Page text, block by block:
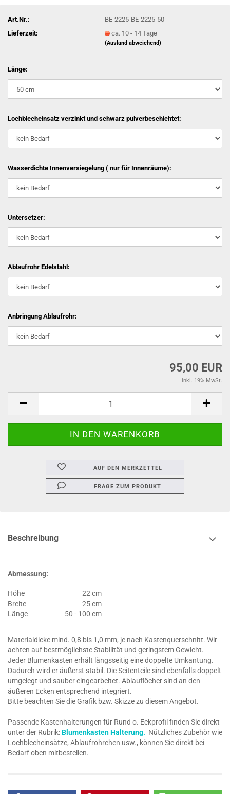
Art.Nr.:
BE-2225-BE-2225-50
Lieferzeit:
ca. 10 - 14 Tage
(Ausland abweichend)
Länge:
Lochblecheinsatz verzinkt und schwarz pulverbeschichtet:
Wasserdichte Innenversiegelung ( nur für Innenräume):
Untersetzer:
Ablaufrohr Edelstahl:
Anbringung Ablaufrohr:
95,00 EUR
inkl. 19% MwSt.
AUF DEN MERKZETTEL
FRAGE ZUM PRODUKT
Beschreibung
Abmessung:
Höhe
22 cm
Breite
25 cm
Länge
50 - 100 cm
Materialdicke mind. 0,8 bis 1,0 mm, je nach Kastenquerschnitt. Wir
achten auf bestmöglichste Stabilität und geringstem Gewicht.
Jeder Blumenkasten erhält längsseitig eine doppelte Umkantung.
Dadurch wird er äußerst stabil. Die Seitenteile sind ebenfalls doppelt
umgelegt und sauber eingearbeitet. Ablauflöcher sind an den
äußeren Ecken entsprechend integriert.
Bitte beachten Sie die Grafik bzw. Skizze zu diesem Angebot.
Passende Kastenhalterungen für Rund o. Eckprofil finden Sie direkt
unter der Rubrik:Blumenkasten Halterung. Nützliches Zubehör wie
Lochblecheinsätze, Ablaufröhrchen usw., können Sie direkt bei
Bedarf oben mitbestellen.